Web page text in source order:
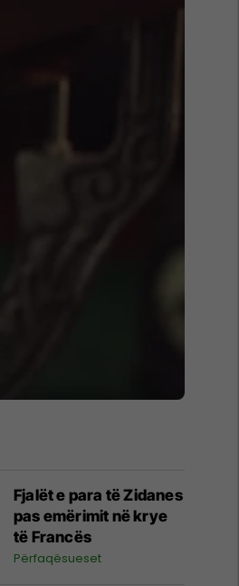
Fjalët e para të Zidanes
pas emërimit në krye
të Francës
Përfaqësueset